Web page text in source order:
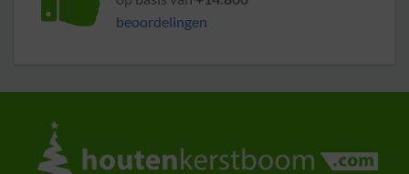
beoordelingen